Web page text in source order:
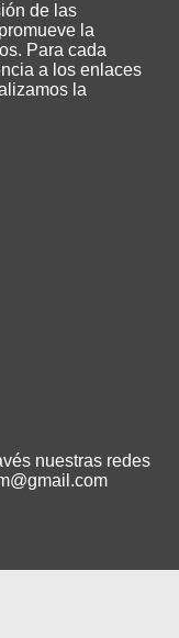
nuestras redes
de las
la
Para cada
a los enlaces
la